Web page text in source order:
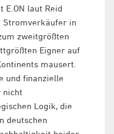
E.ON laut Reid
Stromverkäufer in
zweitgrößten
Eigner auf
mausert.
und finanzielle
nicht
Logik, die
deutschen